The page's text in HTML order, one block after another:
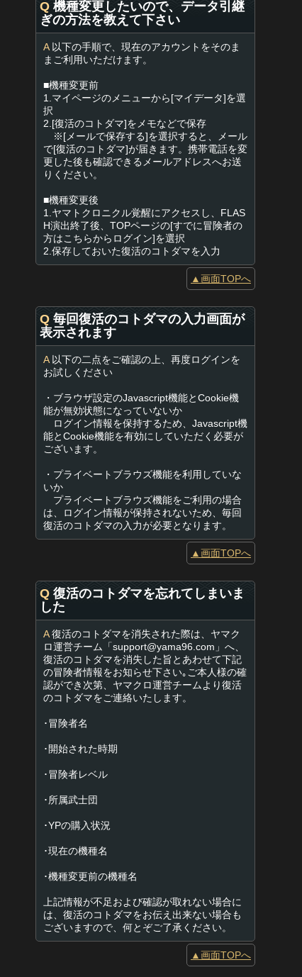
Q 機種変更したいので、データ引継
ぎの方法を教えて下さい
A以下の手順で、現在のアカウントをそのま
まご利用いただけます。
■機種変更前
1.マイページのメニューから[マイデータ]を選
択
2.[復活のコトダマ]をメモなどで保存
※[メールで保存する]を選択すると、メール
で[復活のコトダマ]が届きます。携帯電話を変
更した後も確認できるメールアドレスへお送
りください。
■機種変更後
1.ヤマトクロニクル覚醒にアクセスし、FLAS
H演出終了後、TOPページの[すでに冒険者の
方はこちらからログイン]を選択
2.保存しておいた復活のコトダマを入力
▲画面TOPへ
Q 毎回復活のコトダマの入力画面が
表示されます
A以下の二点をご確認の上、再度ログインを
お試しください
・ブラウザ設定のJavascript機能とCookie機
能が無効状態になっていないか
ログイン情報を保持するため、Javascript機
能とCookie機能を有効にしていただく必要が
ございます。
・プライベートブラウズ機能を利用していな
いか
プライベートブラウズ機能をご利用の場合
は、ログイン情報が保持されないため、毎回
復活のコトダマの入力が必要となります。
▲画面TOPへ
Q 復活のコトダマを忘れてしまいま
した
A復活のコトダマを消失された際は、ヤマク
ロ運営チーム「support@yama96.com 」へ、
復活のコトダマを消失した旨とあわせて下記
の冒険者情報をお知らせ下さい｡ご本人様の確
認ができ次第、ヤマクロ運営チームより復活
のコトダマをご連絡いたします。
･冒険者名
･開始された時期
･冒険者レベル
･所属武士団
･YPの購入状況
･現在の機種名
･機種変更前の機種名
上記情報が不足および確認が取れない場合に
は、復活のコトダマをお伝え出来ない場合も
ございますので、何とぞご了承ください。
▲画面TOPへ